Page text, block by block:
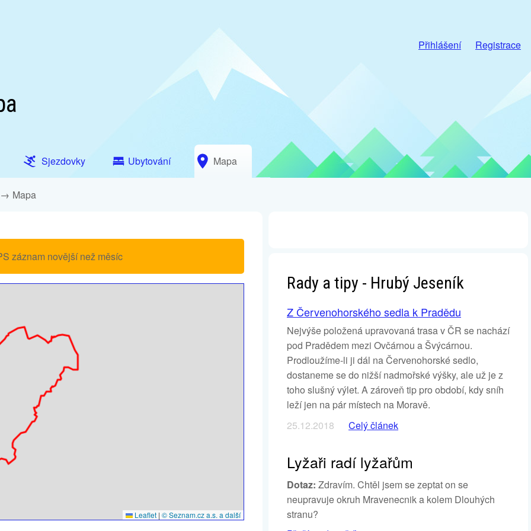
Přihlášení Registrace
Sjezdovky Ubytování Mapa
Mapa
záznam novější než měsíc
Leaflet | © Seznam.cz a.s. a další
Rady a tipy - Hrubý Jeseník
Z Červenohorského sedla k Pradědu
Nejvýše položená upravovaná trasa v ČR se nachází
pod Pradědem mezi Ovčárnou a Švýcárnou.
Prodloužíme-li ji dál na Červenohorské sedlo,
dostaneme se do nižší nadmořské výšky, ale už je z
toho slušný výlet. A zároveň tip pro období, kdy sníh
leží jen na pár místech na Moravě.
25.12.2018
Celý článek
Lyžaři radí lyžařům
Dotaz: Zdravím. Chtěl jsem se zeptat on se
neupravuje okruh Mravenecnik a kolem Dlouhých
stranu?